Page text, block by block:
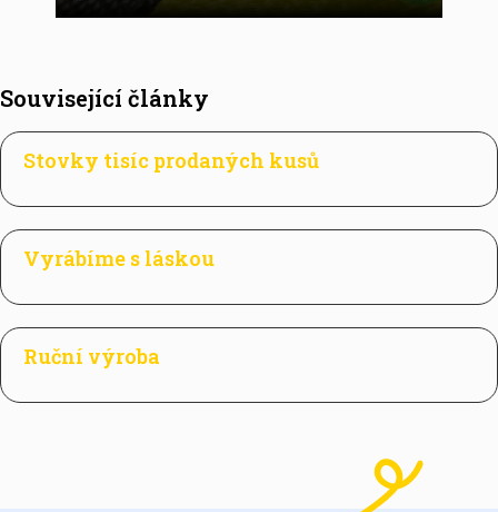
Související články
Stovky tisíc prodaných kusů
Vyrábíme s láskou
Ruční výroba